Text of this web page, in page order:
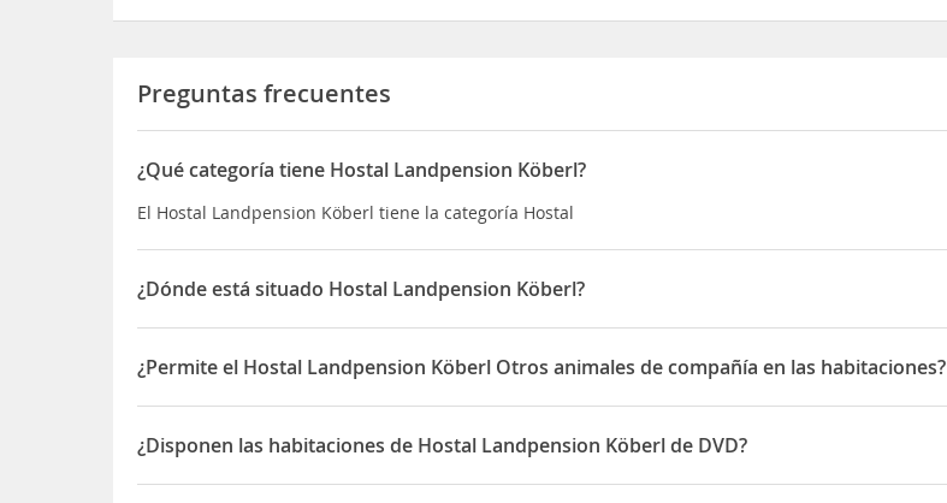
Preguntas frecuentes
¿Qué categoría tiene Hostal Landpension Köberl?
El Hostal Landpension Köberl tiene la categoría Hostal
¿Dónde está situado Hostal Landpension Köberl?
El Hostal Landpension Köberl está situado en Leiten 323
¿Permite el Hostal Landpension Köberl Otros animales de compañía en las habitaciones?
Sí, el Hostal Landpension Köberl permite Otros animales de compañía en las habitaciones
¿Disponen las habitaciones de Hostal Landpension Köberl de DVD?
Sí, las habitaciones del Hostal Landpension Köberl disponen de DVD